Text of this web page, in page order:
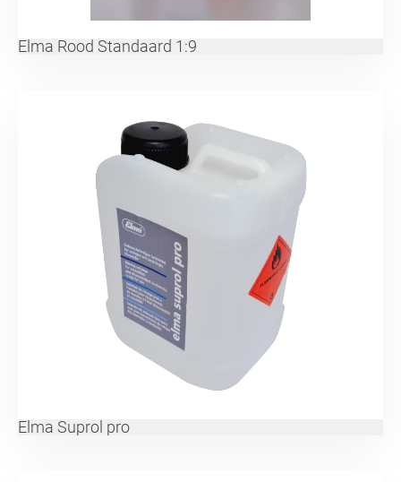
Elma Rood Standaard 1:9
Elma Suprol pro